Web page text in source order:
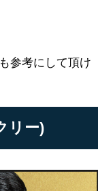
参考にして頂け
リー)